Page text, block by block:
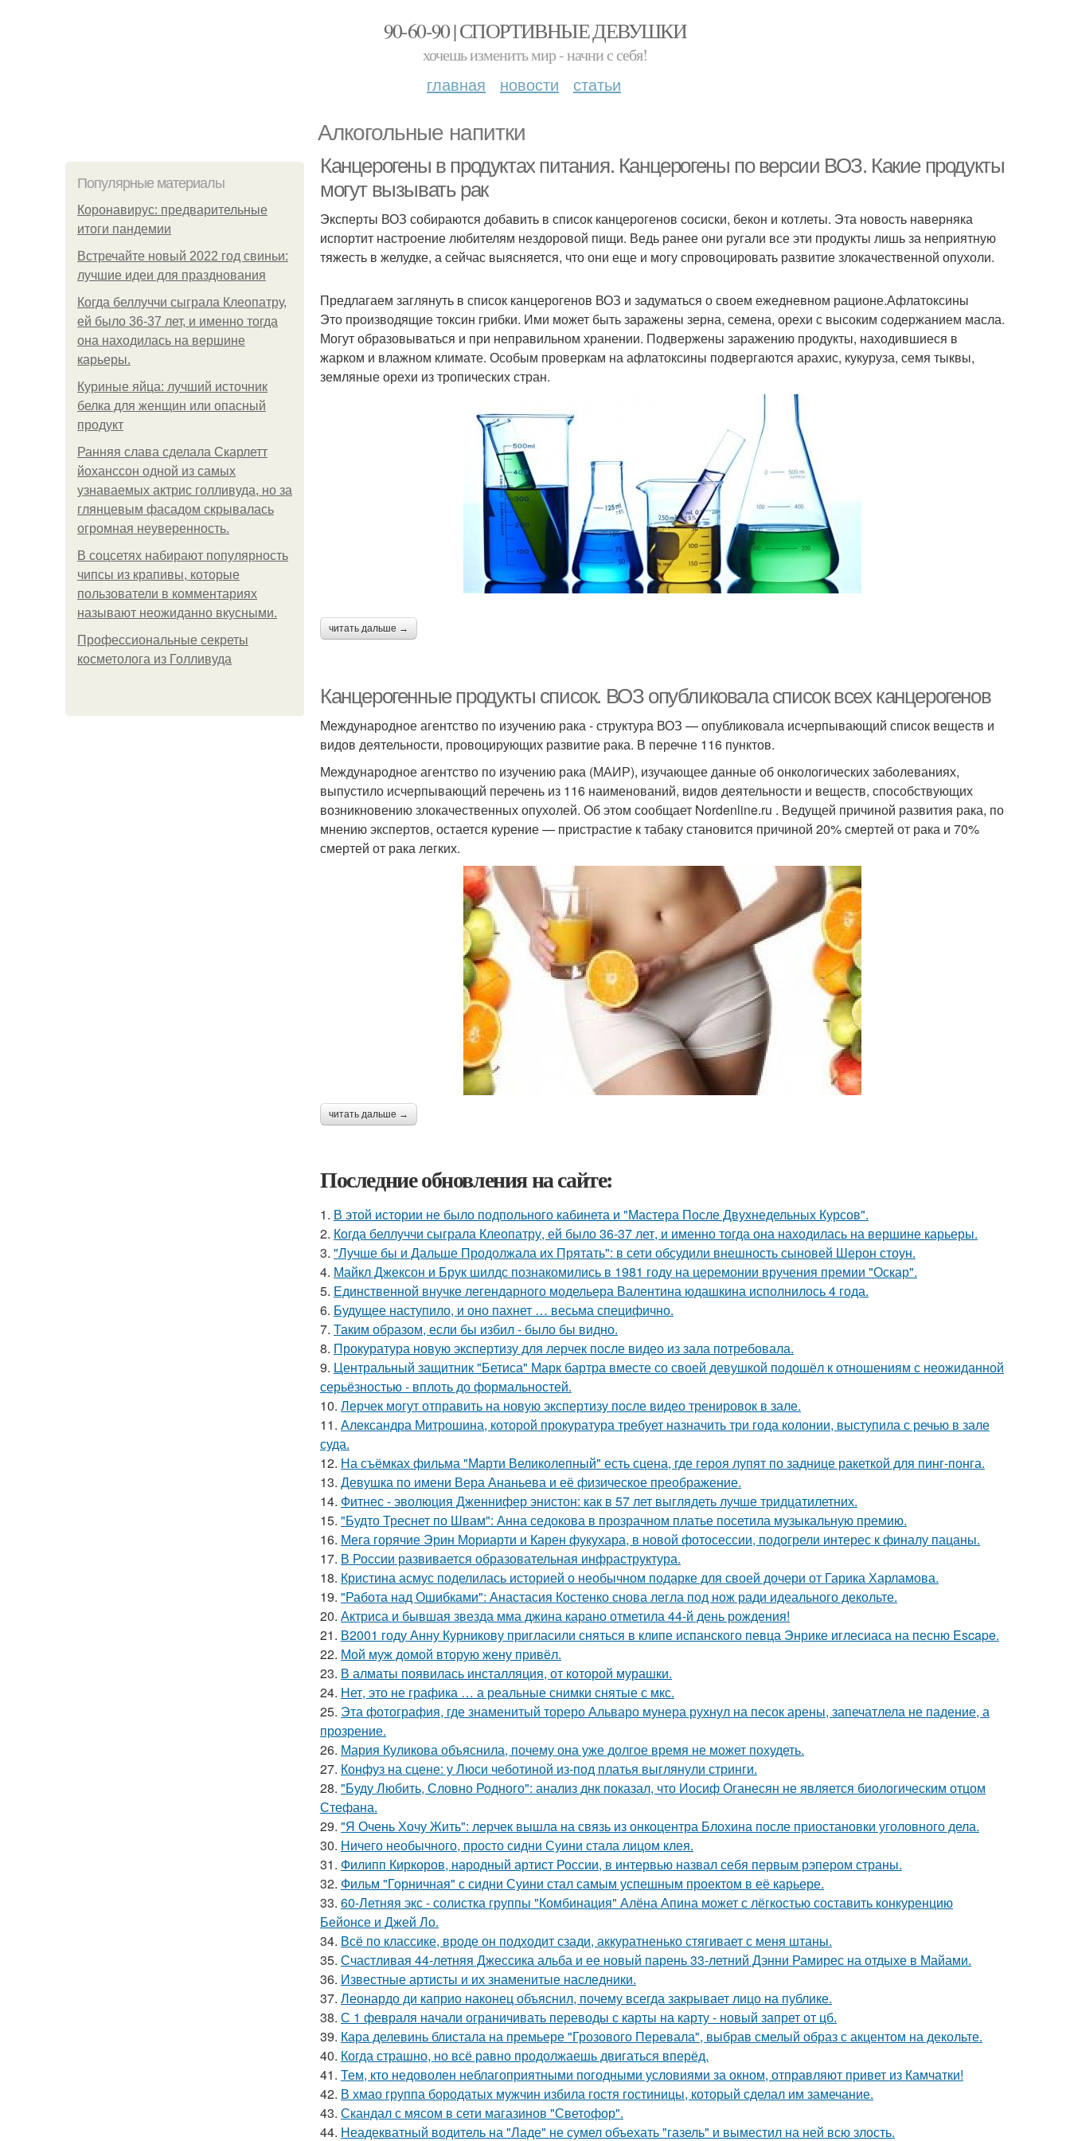
90-60-90 | СПОРТИВНЫЕ ДЕВУШКИ
хочешь изменить мир - начни с себя!
главная новости статьи
Алкогольные напитки
Популярные материалы
Коронавирус: предварительные
итоги пандемии
Встречайте новый 2022 год свиньи:
лучшие идеи для празднования
Когда беллуччи сыграла Клеопатру,
ей было 36-37 лет, и именно тогда
она находилась на вершине
карьеры.
Куриные яйца: лучший источник
белка для женщин или опасный
продукт
Ранняя слава сделала Скарлетт
йоханссон одной из самых
узнаваемых актрис голливуда, но за
глянцевым фасадом скрывалась
огромная неуверенность.
В соцсетях набирают популярность
чипсы из крапивы, которые
пользователи в комментариях
называют неожиданно вкусными.
Профессиональные секреты
косметолога из Голливуда
Канцерогены в продуктах питания. Канцерогены по версии ВОЗ. Какие продукты
могут вызывать рак
Эксперты ВОЗ собираются добавить в список канцерогенов сосиски, бекон и котлеты. Эта новость наверняка
испортит настроение любителям нездоровой пищи. Ведь ранее они ругали все эти продукты лишь за неприятную
тяжесть в желудке, а сейчас выясняется, что они еще и могу спровоцировать развитие злокачественной опухоли.
Предлагаем заглянуть в список канцерогенов ВОЗ и задуматься о своем ежедневном рационе.Афлатоксины
Это производящие токсин грибки. Ими может быть заражены зерна, семена, орехи с высоким содержанием масла.
Могут образовываться и при неправильном хранении. Подвержены заражению продукты, находившиеся в
жарком и влажном климате. Особым проверкам на афлатоксины подвергаются арахис, кукуруза, семя тыквы,
земляные орехи из тропических стран.
читать дальше →
Канцерогенные продукты список. ВОЗ опубликовала список всех канцерогенов
Международное агентство по изучению рака - структура ВОЗ — опубликовала исчерпывающий список веществ и
видов деятельности, провоцирующих развитие рака. В перечне 116 пунктов.
Международное агентство по изучению рака (МАИР), изучающее данные об онкологических заболеваниях,
выпустило исчерпывающий перечень из 116 наименований, видов деятельности и веществ, способствующих
возникновению злокачественных опухолей. Об этом сообщает Nordenline.ru . Ведущей причиной развития рака, по
мнению экспертов, остается курение — пристрастие к табаку становится причиной 20% смертей от рака и 70%
смертей от рака легких.
читать дальше →
Последние обновления на сайте:
1. В этой истории не было подпольного кабинета и "Мастера После Двухнедельных Курсов".
2. Когда беллуччи сыграла Клеопатру, ей было 36-37 лет, и именно тогда она находилась на вершине карьеры.
3. "Лучше бы и Дальше Продолжала их Прятать": в сети обсудили внешность сыновей Шерон стоун.
4. Майкл Джексон и Брук шилдс познакомились в 1981 году на церемонии вручения премии "Оскар".
5. Единственной внучке легендарного модельера Валентина юдашкина исполнилось 4 года.
6. Будущее наступило, и оно пахнет … весьма специфично.
7. Таким образом, если бы избил - было бы видно.
8. Прокуратура новую экспертизу для лерчек после видео из зала потребовала.
9. Центральный защитник "Бетиса" Марк бартра вместе со своей девушкой подошёл к отношениям с неожиданной
серьёзностью - вплоть до формальностей.
10. Лерчек могут отправить на новую экспертизу после видео тренировок в зале.
11. Александра Митрошина, которой прокуратура требует назначить три года колонии, выступила с речью в зале
суда.
12. На съёмках фильма "Марти Великолепный" есть сцена, где героя лупят по заднице ракеткой для пинг-понга.
13. Девушка по имени Вера Ананьева и её физическое преображение.
14. Фитнес - эволюция Дженнифер энистон: как в 57 лет выглядеть лучше тридцатилетних.
15. "Будто Треснет по Швам": Анна седокова в прозрачном платье посетила музыкальную премию.
16. Мега горячие Эрин Мориарти и Карен фукухара, в новой фотосессии, подогрели интерес к финалу пацаны.
17. В России развивается образовательная инфраструктура.
18. Кристина асмус поделилась историей о необычном подарке для своей дочери от Гарика Харламова.
19. "Работа над Ошибками": Анастасия Костенко снова легла под нож ради идеального декольте.
20. Актриса и бывшая звезда мма джина карано отметила 44-й день рождения!
21. В2001 году Анну Курникову пригласили сняться в клипе испанского певца Энрике иглесиаса на песню Escape.
22. Мой муж домой вторую жену привёл.
23. В алматы появилась инсталляция, от которой мурашки.
24. Нет, это не графика … а реальные снимки снятые с мкс.
25. Эта фотография, где знаменитый тореро Альваро мунера рухнул на песок арены, запечатлела не падение, а
прозрение.
26. Мария Куликова объяснила, почему она уже долгое время не может похудеть.
27. Конфуз на сцене: у Люси чеботиной из-под платья выглянули стринги.
28. "Буду Любить, Словно Родного": анализ днк показал, что Иосиф Оганесян не является биологическим отцом
Стефана.
29. "Я Очень Хочу Жить": лерчек вышла на связь из онкоцентра Блохина после приостановки уголовного дела.
30. Ничего необычного, просто сидни Суини стала лицом клея.
31. Филипп Киркоров, народный артист России, в интервью назвал себя первым рэпером страны.
32. Фильм "Горничная" с сидни Суини стал самым успешным проектом в её карьере.
33. 60-Летняя экс - солистка группы "Комбинация" Алёна Апина может с лёгкостью составить конкуренцию
Бейонсе и Джей Ло.
34. Всё по классике, вроде он подходит сзади, аккуратненько стягивает с меня штаны.
35. Счастливая 44-летняя Джессика альба и ее новый парень 33-летний Дэнни Рамирес на отдыхе в Майами.
36. Известные артисты и их знаменитые наследники.
37. Леонардо ди каприо наконец объяснил, почему всегда закрывает лицо на публике.
38. С 1 февраля начали ограничивать переводы с карты на карту - новый запрет от цб.
39. Кара делевинь блистала на премьере "Грозового Перевала", выбрав смелый образ с акцентом на декольте.
40. Когда страшно, но всё равно продолжаешь двигаться вперёд.
41. Тем, кто недоволен неблагоприятными погодными условиями за окном, отправляют привет из Камчатки!
42. В хмао группа бородатых мужчин избила гостя гостиницы, который сделал им замечание.
43. Скандал с мясом в сети магазинов "Светофор".
44. Неадекватный водитель на "Ладе" не сумел объехать "газель" и выместил на ней всю злость.